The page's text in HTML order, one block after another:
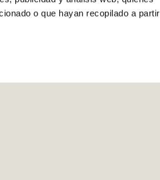
o que hayan recopilado a partir